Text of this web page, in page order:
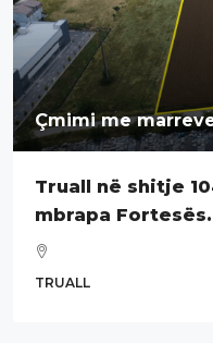
Çmimi me
Truall në shitje
mbrapa Fortesës.
TRUALL